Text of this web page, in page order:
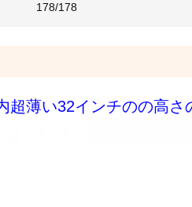
178/178
超薄い32インチのの高